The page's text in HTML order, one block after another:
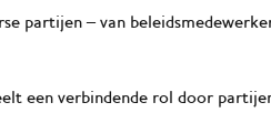
partijen – van
een verbindende rol door